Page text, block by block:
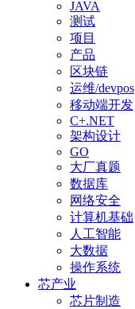
JAVA
测试
项目
产品
区块链
运维/devpos
移动端开发
C+.NET
架构设计
GO
大厂真题
数据库
网络安全
计算机基础
人工智能
大数据
操作系统
芯产业
芯片制造